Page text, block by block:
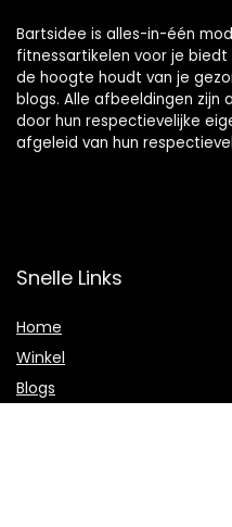
Bartsidee is alles-in-één
fitnessartikelen voor je
de hoogte houdt van je
blogs. Alle afbeeldingen zijn
door hun respectievelijke
afgeleid van hun
Snelle Links
Home
Winkel
Blogs